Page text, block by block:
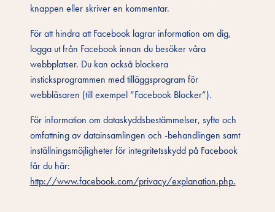
knappen eller skriver en kommentar.
För att hindra att Facebook lagrar information om dig,
logga ut från Facebook innan du besöker våra
webbplatser. Du kan också blockera
insticksprogrammen med tilläggsprogram för
webbläsaren (till exempel ”Facebook Blocker”).
För information om dataskyddsbestämmelser, syfte och
omfattning av datainsamlingen och -behandlingen samt
inställningsmöjligheter för integritetsskydd på Facebook
får du här:
http://www.facebook.com/privacy/explanation.php.